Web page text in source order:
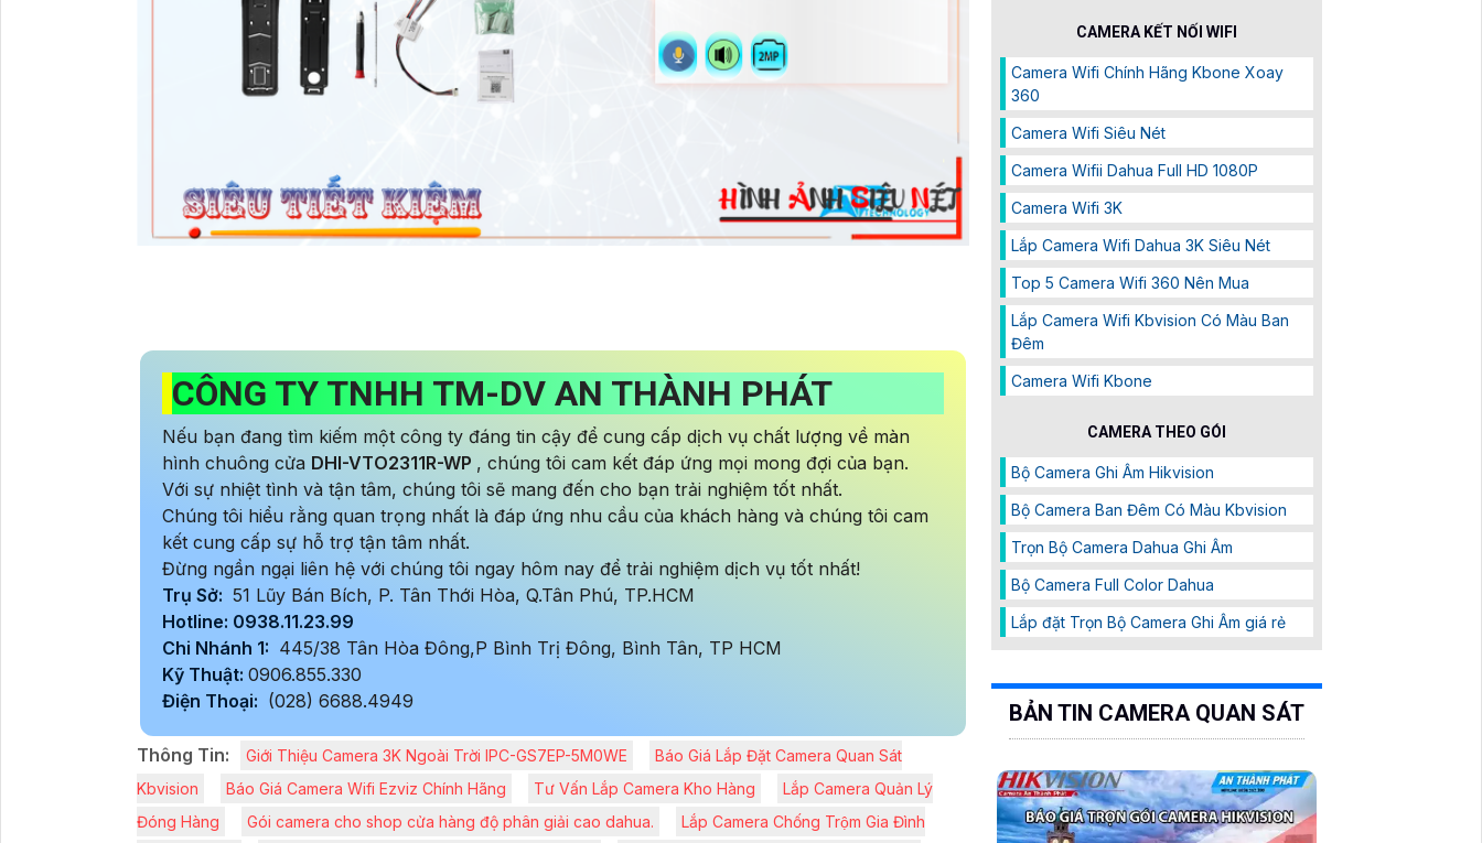
CÔNG TY TNHH TM-DV AN THÀNH PHÁT
Nếu bạn đang tìm kiếm một công ty đáng tin cậy để cung cấp dịch vụ chất lượng về màn
hình chuông cửa DHI-VTO2311R-WP , chúng tôi cam kết đáp ứng mọi mong đợi của bạn.
Với sự nhiệt tình và tận tâm, chúng tôi sẽ mang đến cho bạn trải nghiệm tốt nhất.
Chúng tôi hiểu rằng quan trọng nhất là đáp ứng nhu cầu của khách hàng và chúng tôi cam
kết cung cấp sự hỗ trợ tận tâm nhất.
Đừng ngần ngại liên hệ với chúng tôi ngay hôm nay để trải nghiệm dịch vụ tốt nhất!
Trụ Sở: 51 Lũy Bán Bích, P. Tân Thới Hòa, Q.Tân Phú, TP.HCM
Hotline: 0938.11.23.99
Chi Nhánh 1: 445/38 Tân Hòa Đông,P Bình Trị Đông, Bình Tân, TP HCM
Kỹ Thuật: 0906.855.330
Điện Thoại: (028) 6688.4949
Thông Tin: Giới Thiệu Camera 3K Ngoài Trời IPC-GS7EP-5M0WE
Báo Giá Lắp Đặt Camera Quan Sát
Kbvision
Báo Giá Camera Wifi Ezviz Chính Hãng Tư Vấn Lắp Camera Kho Hàng
Lắp Camera Quản Lý
Đóng Hàng
Gói camera cho shop cửa hàng độ phân giải cao dahua. Lắp Camera Chống Trộm Gia Đình
CAMERA KẾT NỐI WIFI
Camera Wifi Chính Hãng Kbone Xoay
360
Camera Wifi Siêu Nét
Camera Wifii Dahua Full HD 1080P
Camera Wifi 3K
Lắp Camera Wifi Dahua 3K Siêu Nét
Top 5 Camera Wifi 360 Nên Mua
Lắp Camera Wifi Kbvision Có Màu Ban
Đêm
Camera Wifi Kbone
CAMERA THEO GÓI
Bộ Camera Ghi Âm Hikvision
Bộ Camera Ban Đêm Có Màu Kbvision
Trọn Bộ Camera Dahua Ghi Âm
Bộ Camera Full Color Dahua
Lắp đặt Trọn Bộ Camera Ghi Âm giá rẻ
BẢN TIN CAMERA QUAN SÁT